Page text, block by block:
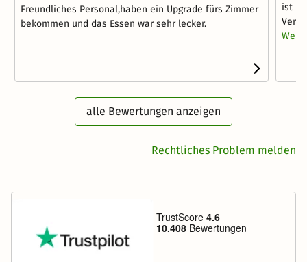
Freundliches Personal,haben ein Upgrade fürs Zimmer
bekommen und das Essen war sehr lecker.
ist
alle Bewertungen anzeigen
Rechtliches Problem melden